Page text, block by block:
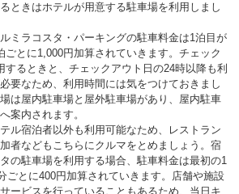
ときはホテルが用意する駐車場を利用しまし
ミラコスタ・パーキングの駐車料金は1泊目が
ごとに1,000円加算されていきます。チェック
するときと、チェックアウト日の24時以降も利
要なため、利用時間には気をつけておきまし
は屋内駐車場と屋外駐車場があり、屋内駐車
案内されます。
ル宿泊者以外も利用可能なため、レストラン
者などもこちらにクルマをとめましょう。宿
の駐車場を利用する場合、駐車料金は最初の1
ごとに400円加算されていきます。店舗や施設
ービスを行っていることもあるため、当日キ